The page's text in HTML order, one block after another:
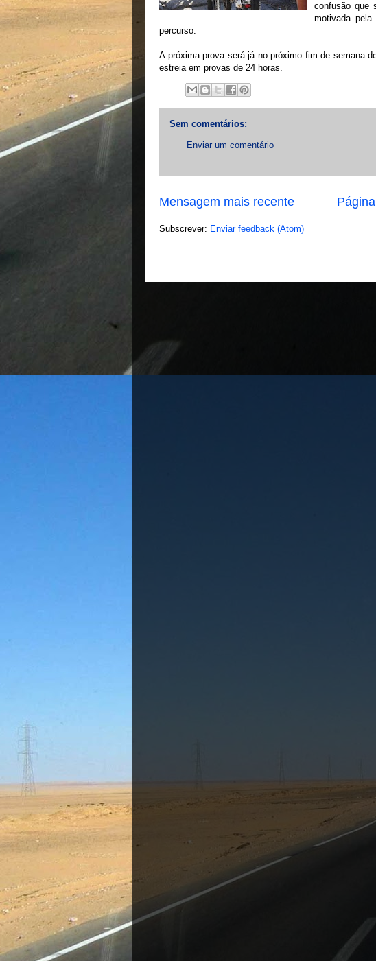
confusão que
motivada
percurso.
A próxima prova será já no próximo fim de semana
estreia em provas de 24 horas.
Sem comentários:
Enviar um comentário
Mensagem mais recente
Subscrever: Enviar feedback (Atom)